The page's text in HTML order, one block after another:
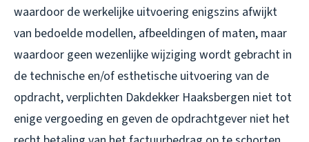
waardoor de werkelijke uitvoering enigszins afwijkt
van bedoelde modellen, afbeeldingen of maten, maar
waardoor geen wezenlijke wijziging wordt gebracht in
de technische en/of esthetische uitvoering van de
opdracht, verplichten Dakdekker Haaksbergen niet tot
enige vergoeding en geven de opdrachtgever niet het